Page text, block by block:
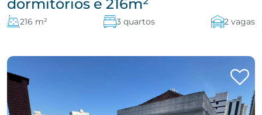
dormitórios e 216m²
216 m² 3 quartos 2 vagas